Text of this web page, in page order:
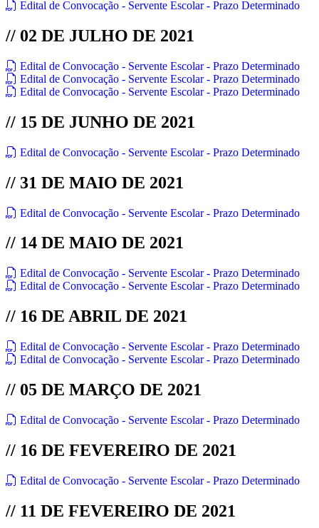
Edital de Convocação - Servente Escolar - Prazo Determinado
// 02 DE JULHO DE 2021
Edital de Convocação - Servente Escolar - Prazo Determinado
Edital de Convocação - Servente Escolar - Prazo Determinado
Edital de Convocação - Servente Escolar - Prazo Determinado
// 15 DE JUNHO DE 2021
Edital de Convocação - Servente Escolar - Prazo Determinado
// 31 DE MAIO DE 2021
Edital de Convocação - Servente Escolar - Prazo Determinado
// 14 DE MAIO DE 2021
Edital de Convocação - Servente Escolar - Prazo Determinado
Edital de Convocação - Servente Escolar - Prazo Determinado
// 16 DE ABRIL DE 2021
Edital de Convocação - Servente Escolar - Prazo Determinado
Edital de Convocação - Servente Escolar - Prazo Determinado
// 05 DE MARÇO DE 2021
Edital de Convocação - Servente Escolar - Prazo Determinado
// 16 DE FEVEREIRO DE 2021
Edital de Convocação - Servente Escolar - Prazo Determinado
// 11 DE FEVEREIRO DE 2021